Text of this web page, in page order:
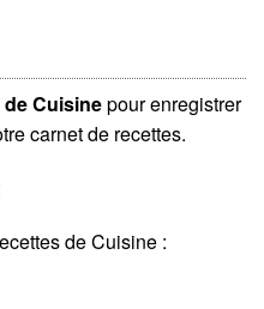
Cuisinepour enregistrer
carnet de recettes.
de Cuisine :